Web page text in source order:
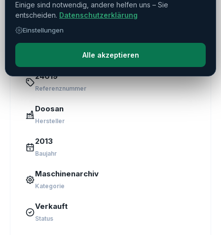
Direkte Beratung
+49 (0) 611 1885709
24019
Referenznummer
Doosan
Hersteller
2013
Baujahr
Maschinenarchiv
Kategorie
Verkauft
Status
Einige sind notwendig, andere helfen uns – Sie
entscheiden. Datenschutzerklärung
Einstellungen
Alle akzeptieren